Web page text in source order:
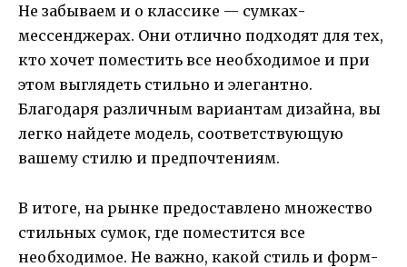
Не забываем и о классике — сумках-
мессенджерах. Они отлично подходят для тех,
кто хочет поместить все необходимое и при
этом выглядеть стильно и элегантно.
Благодаря различным вариантам дизайна, вы
легко найдете модель, соответствующую
вашему стилю и предпочтениям.
В итоге, на рынке предоставлено множество
стильных сумок, где поместится все
необходимое. Не важно, какой стиль и форм-